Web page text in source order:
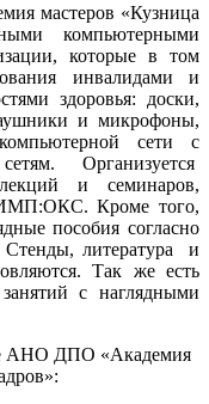
мастеров «Кузница
компьютерными
которые в том
инвалидами и
здоровья: доски,
и микрофоны,
сети с
Организуется
и семинаров,
Кроме того,
пособия согласно
Стенды, литература и
Так же есть
с наглядными
АНО ДПО «Академия